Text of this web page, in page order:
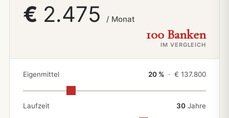
€ 2.475 / Monat
100 Banken
IM VERGLEICH
Eigenmittel 20 % · € 137.800
Laufzeit 30 Jahre